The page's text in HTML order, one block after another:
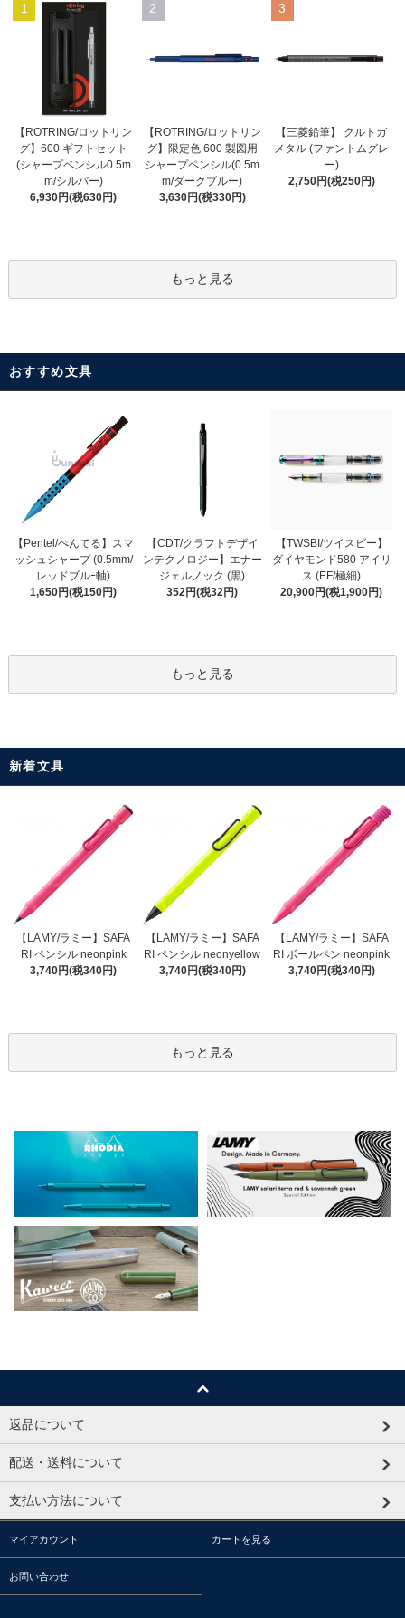
1
【ROTRING/ロットリン
グ】600 ギフトセット
(シャープペンシル0.5m
m/シルバー)
6,930円(税630円)
2
【ROTRING/ロットリン
グ】限定色 600 製図用
シャープペンシル(0.5m
m/ダークブルー)
3,630円(税330円)
3
【三菱鉛筆】 クルトガ
メタル (ファントムグレ
ー)
2,750円(税250円)
もっと見る
おすすめ文具
【Pentel/ぺんてる】スマ
ッシュシャープ (0.5mm/
レッドブルｰ軸)
1,650円(税150円)
【CDT/クラフトデザイ
ンテクノロジー】エナー
ジェルノック (黒)
352円(税32円)
【TWSBI/ツイスビー】
ダイヤモンド580 アイリ
ス (EF/極細)
20,900円(税1,900円)
もっと見る
新着文具
【LAMY/ラミー】SAFA
RI ペンシル neonpink
3,740円(税340円)
【LAMY/ラミー】SAFA
RI ペンシル neonyellow
3,740円(税340円)
【LAMY/ラミー】SAFA
RI ボールペン neonpink
3,740円(税340円)
もっと見る
返品について
配送・送料について
支払い方法について
マイアカウント カートを見る
お問い合わせ